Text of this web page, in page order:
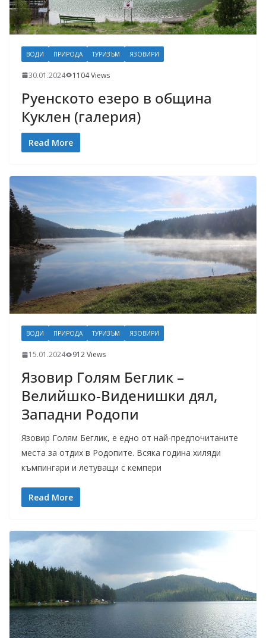
ВОДИ ПРИРОДА ТУРИЗЪМ ЯЗОВИРИ
30.01.2024 1104 Views
Руенското езеро в община
Куклен (галерия)
Read More
ВОДИ ПРИРОДА ТУРИЗЪМ ЯЗОВИРИ
15.01.2024 912 Views
Язовир Голям Беглик –
Велийшко-Виденишки дял,
Западни Родопи
Язовир Голям Беглик, е едно от най-предпочитаните
места за отдих в Родопите. Всяка година хиляди
къмпингари и летуващи с кемпери
Read More